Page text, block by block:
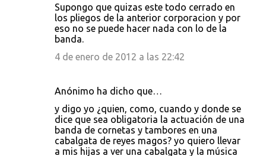
Supongo que quizas este todo cerrado en
los pliegos de la anterior corporacion y por
eso no se puede hacer nada con lo de la
banda.
4 de enero de 2012 a las 22:42
Anónimo ha dicho que…
y digo yo ¿quien, como, cuando y donde se
dice que sea obligatoria la actuación de una
banda de cornetas y tambores en una
cabalgata de reyes magos? yo quiero llevar
a mis hijas a ver una cabalgata y la música